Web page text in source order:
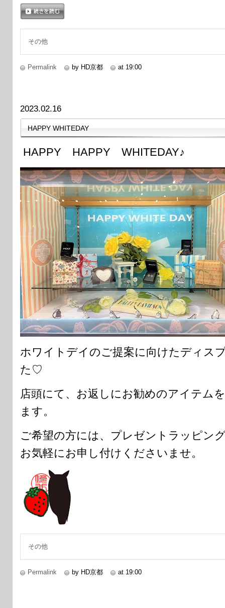
その他
Permalink by HD京都 at 19:00
2023.02.16
HAPPY WHITEDAY
HAPPY HAPPY WHITEDAY♪
ホワイトデイのご提案に向けたディス
た♡
店頭にて、お返しにお勧めのアイテム
ます。
ご希望の方には、プレゼントラッピン
お気軽にお申し付けくださいませ。
その他
Permalink by HD京都 at 19:00